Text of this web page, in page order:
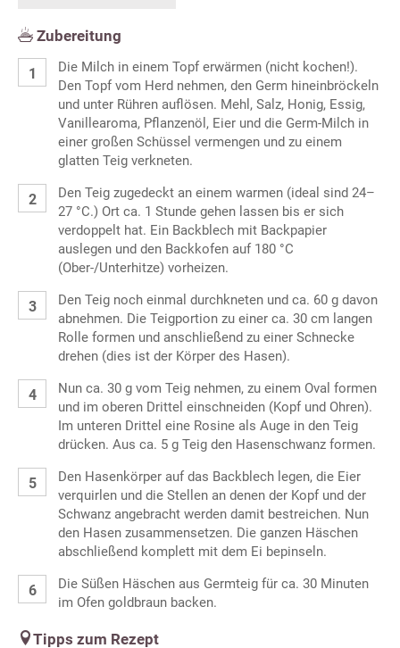
Zubereitung
Die Milch in einem Topf erwärmen (nicht kochen!).
Den Topf vom Herd nehmen, den Germ hineinbröckeln
und unter Rühren auflösen. Mehl, Salz, Honig, Essig,
Vanillearoma, Pflanzenöl, Eier und die Germ-Milch in
einer großen Schüssel vermengen und zu einem
glatten Teig verkneten.
Den Teig zugedeckt an einem warmen (ideal sind 24–
27 °C.) Ort ca. 1 Stunde gehen lassen bis er sich
verdoppelt hat. Ein Backblech mit Backpapier
auslegen und den Backkofen auf 180 °C
(Ober-/Unterhitze) vorheizen.
Den Teig noch einmal durchkneten und ca. 60 g davon
abnehmen. Die Teigportion zu einer ca. 30 cm langen
Rolle formen und anschließend zu einer Schnecke
drehen (dies ist der Körper des Hasen).
Nun ca. 30 g vom Teig nehmen, zu einem Oval formen
und im oberen Drittel einschneiden (Kopf und Ohren).
Im unteren Drittel eine Rosine als Auge in den Teig
drücken. Aus ca. 5 g Teig den Hasenschwanz formen.
Den Hasenkörper auf das Backblech legen, die Eier
verquirlen und die Stellen an denen der Kopf und der
Schwanz angebracht werden damit bestreichen. Nun
den Hasen zusammensetzen. Die ganzen Häschen
abschließend komplett mit dem Ei bepinseln.
Die Süßen Häschen aus Germteig für ca. 30 Minuten
im Ofen goldbraun backen.
Tipps zum Rezept